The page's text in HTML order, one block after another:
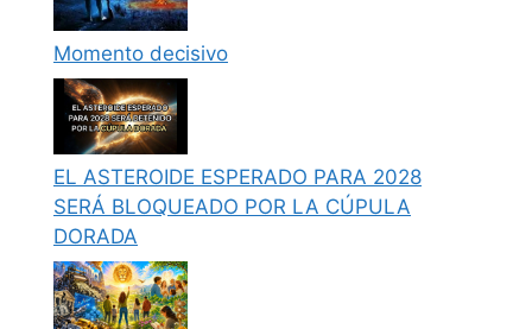
Momento decisivo
EL ASTEROIDE ESPERADO PARA 2028
SERÁ BLOQUEADO POR LA CÚPULA
DORADA